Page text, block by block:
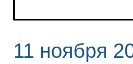
11 ноября